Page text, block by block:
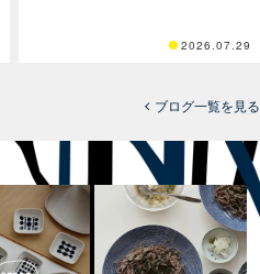
2026.07.29
ブログ一覧を見る